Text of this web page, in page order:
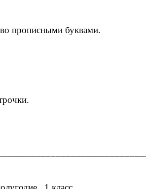
прописными буквами.